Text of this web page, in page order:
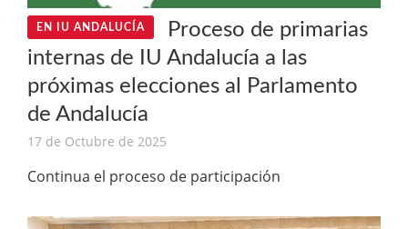
EN IU ANDALUCÍA
Proceso de primarias
internas de IU Andalucía a las
próximas elecciones al Parlamento
de Andalucía
17 de Octubre de 2025
Continua el proceso de participación